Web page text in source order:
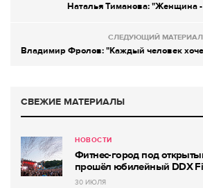
Наталья Тиманова: "Женщина -
СЛЕДУЮЩИЙ МАТЕРИАЛ
Владимир Фролов: "Каждый человек
СВЕЖИЕ МАТЕРИАЛЫ
НОВОСТИ
Фитнес-город под
прошёл юбилейный DDX
30 ИЮЛЯ